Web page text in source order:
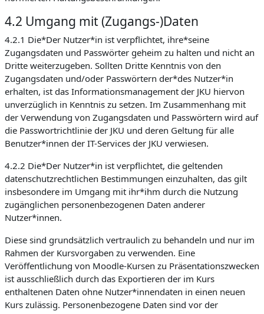
4.2 Umgang mit (Zugangs-)Daten
4.2.1 Die*Der Nutzer*in ist verpflichtet, ihre*seine
Zugangsdaten und Passwörter geheim zu halten und nicht an
Dritte weiterzugeben. Sollten Dritte Kenntnis von den
Zugangsdaten und/oder Passwörtern der*des Nutzer*in
erhalten, ist das Informationsmanagement der JKU hiervon
unverzüglich in Kenntnis zu setzen. Im Zusammenhang mit
der Verwendung von Zugangsdaten und Passwörtern wird auf
die Passwortrichtlinie der JKU und deren Geltung für alle
Benutzer*innen der IT-Services der JKU verwiesen.
4.2.2 Die*Der Nutzer*in ist verpflichtet, die geltenden
datenschutzrechtlichen Bestimmungen einzuhalten, das gilt
insbesondere im Umgang mit ihr*ihm durch die Nutzung
zugänglichen personenbezogenen Daten anderer
Nutzer*innen.
Diese sind grundsätzlich vertraulich zu behandeln und nur im
Rahmen der Kursvorgaben zu verwenden. Eine
Veröffentlichung von Moodle-Kursen zu Präsentationszwecken
ist ausschließlich durch das Exportieren der im Kurs
enthaltenen Daten ohne Nutzer*innendaten in einen neuen
Kurs zulässig. Personenbezogene Daten sind vor der